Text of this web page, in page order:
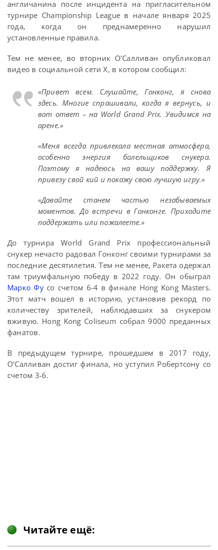
англичанина после инцидента на пригласительном
турнире Championship League в начале января 2025
года, когда он преднамеренно нарушил
установленные правила.
Тем не менее, во вторник О’Салливан опубликовал
видео в социальной сети X, в котором сообщил:
«Привет всем. Слушайте, Гонконг, я снова
здесь. Многие спрашивали, когда я вернусь, и
вот ответ – на World Grand Prix. Увидимся на
арене.»
«Меня всегда привлекала местная атмосфера,
особенно энергия болельщиков снукера.
Поэтому я надеюсь на вашу поддержку. Я
привезу свой кий и покажу свою лучшую игру.»
«Давайте станем частью незабываемых
моментов. До встречи в Гонконге. Приходите
поддержать или пожалеете.»
До турнира World Grand Prix профессиональный
снукер нечасто радовал Гонконг своими турнирами за
последние десятилетия. Тем не менее, Ракета одержал
там триумфальную победу в 2022 году. Он обыграл
Марко Фусо счетом 6-4 в финале Hong Kong Masters.
Этот матч вошел в историю, установив рекорд по
количеству зрителей, наблюдавших за снукером
вживую. Hong Kong Coliseum собрал 9000 преданных
фанатов.
В предыдущем турнире, прошедшем в 2017 году,
О’Салливан достиг финала, но уступил Робертсону со
счетом 3-6.
Читайте ещё: